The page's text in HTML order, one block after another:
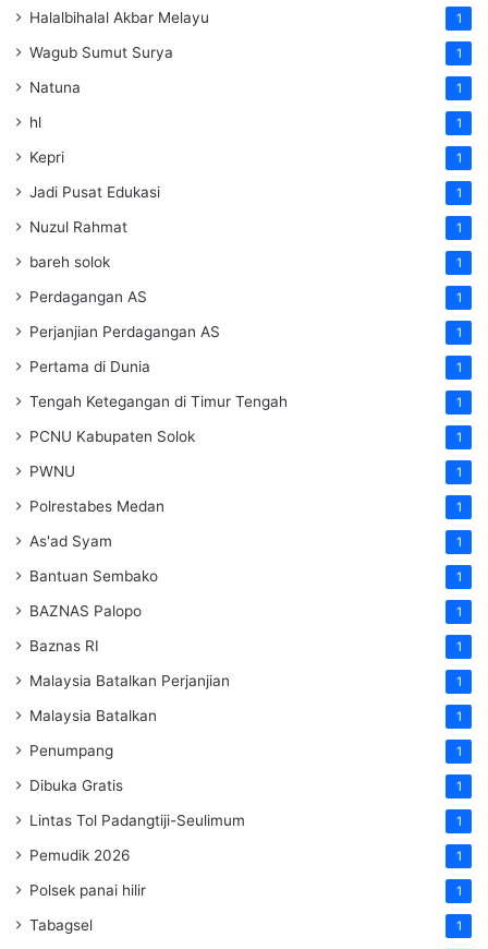
Halalbihalal Akbar Melayu 1
Wagub Sumut Surya 1
Natuna 1
hl 1
Kepri 1
Jadi Pusat Edukasi 1
Nuzul Rahmat 1
bareh solok 1
Perdagangan AS 1
Perjanjian Perdagangan AS 1
Pertama di Dunia 1
Tengah Ketegangan di Timur Tengah 1
PCNU Kabupaten Solok 1
PWNU 1
Polrestabes Medan 1
As'ad Syam 1
Bantuan Sembako 1
BAZNAS Palopo 1
Baznas RI 1
Malaysia Batalkan Perjanjian 1
Malaysia Batalkan 1
Penumpang 1
Dibuka Gratis 1
Lintas Tol Padangtiji-Seulimum 1
Pemudik 2026 1
Polsek panai hilir 1
Tabagsel 1